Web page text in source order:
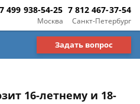
Москва
7 499 938-54-25
Санкт-Петербург
7 812 467-37-54
Задать вопрос
16-летнему и 18-